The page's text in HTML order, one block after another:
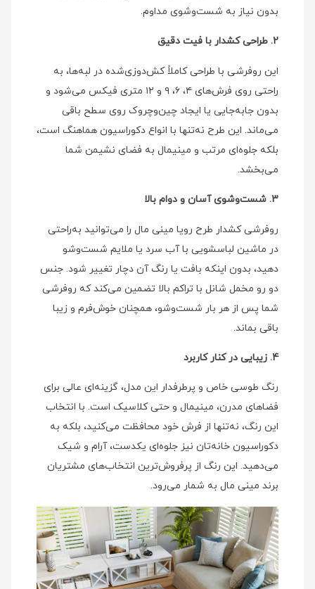
بدون نیاز به شست‌وشوی مداوم.
2. طراحی کشدار با فیت دقیق
این روفرشی با طراحی کاملاً کش‌دوزی‌شده در لبه‌ها، به
راحتی روی فرش‌های ۴، ۶، ۹ و ۱۲ متری فیکس می‌شود و
بدون جابه‌جایی یا ایجاد چین‌وچروک روی سطح باقی
می‌ماند. این طرح نه‌تنها با انواع دکوراسیون هماهنگ است،
بلکه جلوه‌ای مرتب و مینیمال به فضای نشیمن شما
می‌بخشد.
3. شست‌وشوی آسان و دوام بالا
روفرشی کشدار طرح رویا مینی‌ مال را می‌توانید به‌راحتی
در ماشین لباسشویی با آب سرد یا ملایم شست‌وشو
دهید، بدون اینکه بافت یا رنگ آن دچار تغییر شود. جنس
دو رو مخمل شانل با تراکم بالا تضمین می‌کند که روفرشی
شما پس از هر بار شست‌وشو، همچنان خوش‌فرم و زیبا
باقی بماند.
4. زیبایی در کنار کاربرد
رنگ طوسی خاص و پرطرفدار این مدل، گزینه‌ای عالی برای
فضاهای مدرن، مینیمال و حتی کلاسیک است. با انتخاب
این رنگ، نه‌تنها از فرش خود محافظت می‌کنید، بلکه به
دکوراسیون خانه‌تان نیز جلوه‌ای یکدست، آرام و شیک
می‌دهید. این رنگ از پرفروش‌ترین انتخاب‌های مشتریان
برند مینی‌ مال به شمار می‌رود.